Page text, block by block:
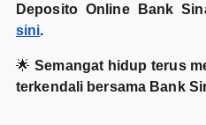
Deposito Online Bank
sini.
🌟Semangat hidup terus
terkendali bersama Bank